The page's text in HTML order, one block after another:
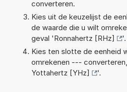
converteren.
Kies uit de keuzelijst de
de waarde die u wilt
geval 'Ronnahertz [RHz]
'.
Kies ten slotte de eenheid
omrekenen ---
Yottahertz [YHz]
'.